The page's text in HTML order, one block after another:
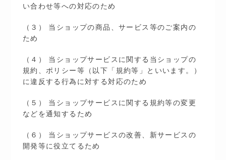
い合わせ等への対応のため
（３） 当ショップの商品、サービス等のご案内の
ため
（４） 当ショップサービスに関する当ショップの
規約、ポリシー等（以下「規約等」といいます。）
に違反する行為に対する対応のため
（５） 当ショップサービスに関する規約等の変更
などを通知するため
（６） 当ショップサービスの改善、新サービスの
開発等に役立てるため